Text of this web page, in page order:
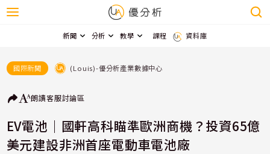
新聞 分析 教學 課程 資料庫
國際新聞 (Louis)-優分析產業數據中心
朗讀客服討論區
EV電池｜國軒高科瞄準歐洲商機？投資65億
美元建設非洲首座電動車電池廠